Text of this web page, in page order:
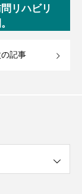
リハビリ
の記事